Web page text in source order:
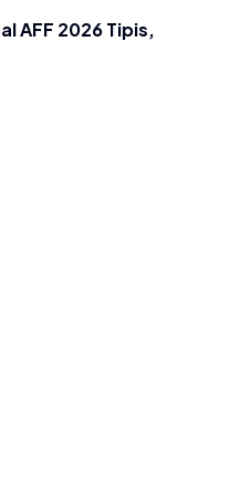
AFF 2026 Tipis,